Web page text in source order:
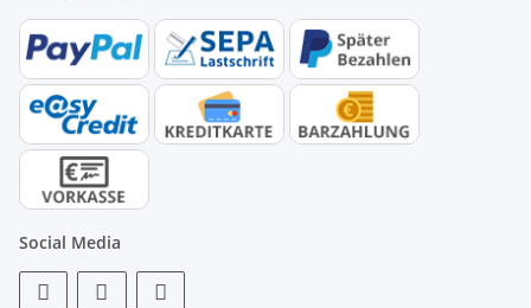
Social Media